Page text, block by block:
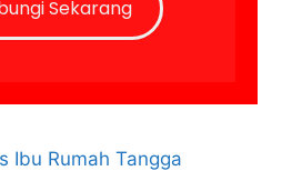
Sekarang
Ibu Rumah Tangga